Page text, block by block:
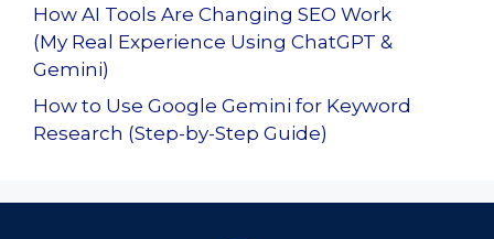
How AI Tools Are Changing SEO Work
(My Real Experience Using ChatGPT &
Gemini)
How to Use Google Gemini for Keyword
Research (Step-by-Step Guide)